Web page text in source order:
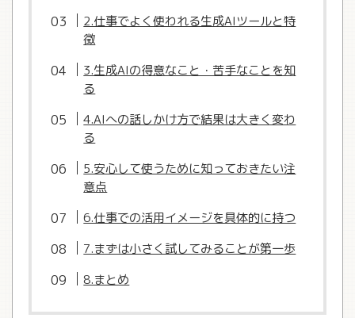
2.仕事でよく使われる生成AIツールと特
徴
3.生成AIの得意なこと・苦手なことを知
る
4.AIへの話しかけ方で結果は大きく変わ
る
5.安心して使うために知っておきたい注
意点
6.仕事での活用イメージを具体的に持つ
7.まずは小さく試してみることが第一歩
8.まとめ